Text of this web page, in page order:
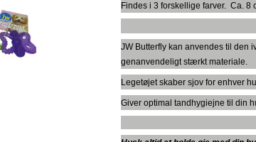
Findes i 3 forskellige farver. Ca. 8
JW Butterfly kan anvendes til den
genanvendeligt stærkt materiale.
Legetøjet skaber sjov for enhver
Giver optimal tandhygiejne til din